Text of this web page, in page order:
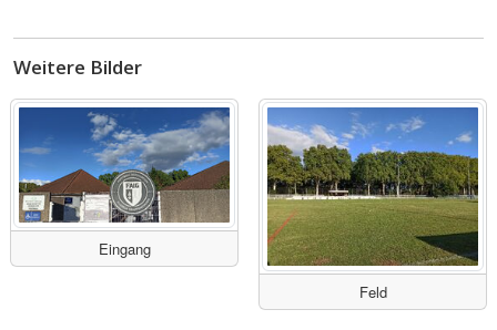
Weitere Bilder
Eingang
Feld